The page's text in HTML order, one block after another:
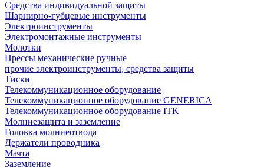
Средства индивидуальной защиты
Шарнирно-губцевые инструменты
Электроинструменты
Электромонтажные инструменты
Молотки
Прессы механические ручные
прочие электроинструменты, средства защиты
Тиски
Телекоммуникационное оборудование
Телекоммуникационное оборудование GENERICA
Телекоммуникационное оборудование ITK
Молниезащита и заземление
Головка молниеотвода
Держатели проводника
Мачта
Заземление